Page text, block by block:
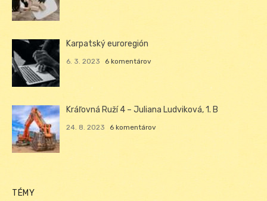
Karpatský euroregión
6. 3. 2023 6 komentárov
Kráľovná Ruží 4 – Juliana Ludviková, 1. B
24. 8. 2023 6 komentárov
TÉMY